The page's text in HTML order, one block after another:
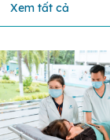
Xem tất cả